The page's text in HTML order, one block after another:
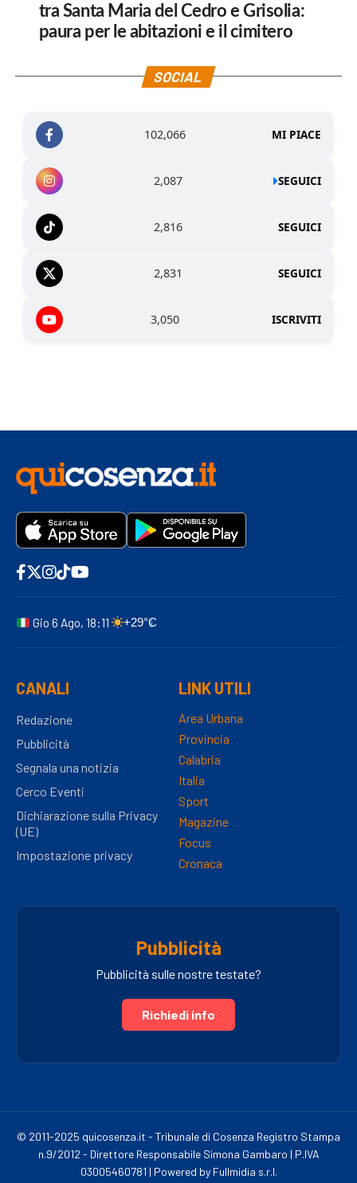
tra Santa Maria del Cedro e Grisolia:
paura per le abitazioni e il cimitero
SOCIAL
102,066 MI PIACE
2,087 SEGUICI
2,816 SEGUICI
2,831 SEGUICI
3,050 ISCRIVITI
Gio 6 Ago, 18:11 +29°C
CANALI
Redazione
Pubblicità
Segnala una notizia
Cerco Eventi
Dichiarazione sulla Privacy
(UE)
Impostazione privacy
LINK UTILI
Area Urbana
Provincia
Calabria
Italia
Sport
Magazine
Focus
Cronaca
Pubblicità
Pubblicità sulle nostre testate?
Richiedi info
© 2011-2025 quicosenza.it - Tribunale di Cosenza Registro Stampa
n.9/2012 - Direttore Responsabile Simona Gambaro | P.IVA
03005460781 | Powered by Fullmidia s.r.l.